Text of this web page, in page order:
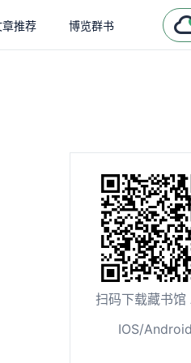
章推荐 博览群书
扫码下载藏书馆
IOS/Android